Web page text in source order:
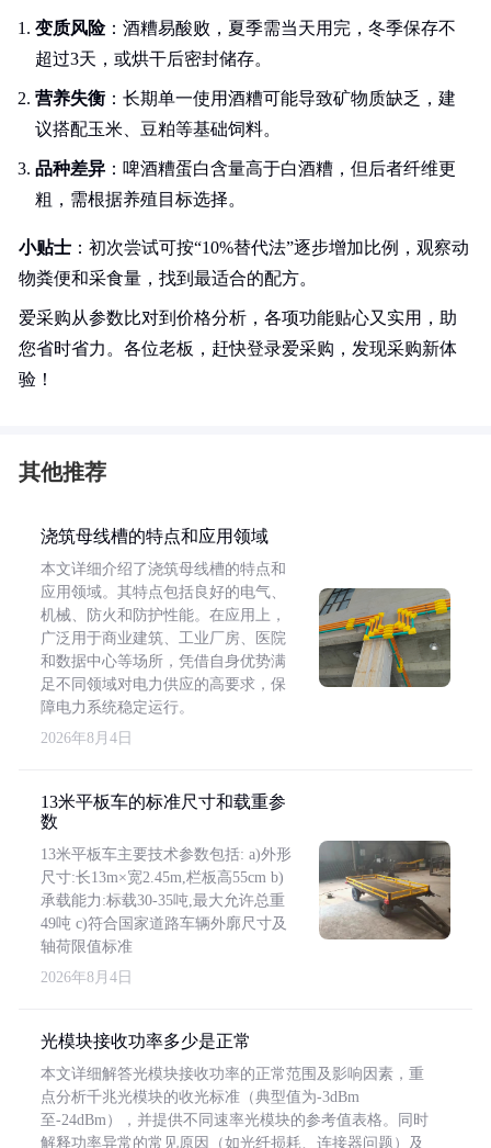
变质风险：酒糟易酸败，夏季需当天用完，冬季保存不
超过3天，或烘干后密封储存。
营养失衡 ：长期单一使用酒糟可能导致矿物质缺乏，建
议搭配玉米、豆粕等基础饲料。
品种差异 ：啤酒糟蛋白含量高于白酒糟，但后者纤维更
粗，需根据养殖目标选择。
小贴士 ：初次尝试可按“10%替代法”逐步增加比例，观察动
物粪便和采食量，找到最适合的配方。
爱采购从参数比对到价格分析，各项功能贴心又实用，助
您省时省力。各位老板，赶快登录爱采购，发现采购新体
验！
其他推荐
浇筑母线槽的特点和应用领域
本文详细介绍了浇筑母线槽的特点和
应用领域。其特点包括良好的电气、
机械、防火和防护性能。在应用上，
广泛用于商业建筑、工业厂房、医院
和数据中心等场所，凭借自身优势满
足不同领域对电力供应的高要求，保
障电力系统稳定运行。
2026年8月4日
13米平板车的标准尺寸和载重参
数
13米平板车主要技术参数包括: a)外形
尺寸:长13m×宽2.45m,栏板高55cm b)
承载能力:标载30-35吨,最大允许总重
49吨 c)符合国家道路车辆外廓尺寸及
轴荷限值标准
2026年8月4日
光模块接收功率多少是正常
本文详细解答光模块接收功率的正常范围及影响因素，重
点分析千兆光模块的收光标准（典型值为-3dBm
至-24dBm），并提供不同速率光模块的参考值表格。同时
解释功率异常的常见原因（如光纤损耗、连接器问题）及